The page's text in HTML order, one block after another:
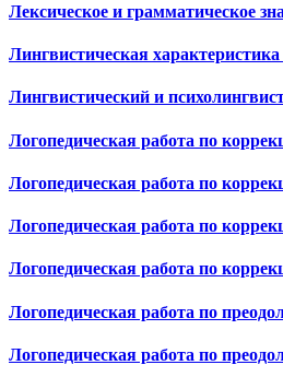
Лексическое и грамматическое
Лингвистическая
Лингвистический и
Логопедическая работа по
Логопедическая работа по
Логопедическая работа по
Логопедическая работа по
Логопедическая работа по
Логопедическая работа по